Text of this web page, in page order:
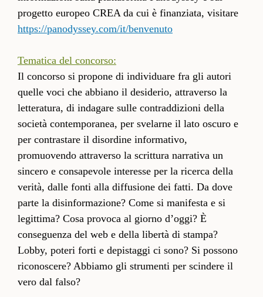
progetto europeo CREA da cui è finanziata, visitare
https://panodyssey.com/it/benvenuto
Tematica del concorso:
Il concorso si propone di individuare fra gli autori
quelle voci che abbiano il desiderio, attraverso la
letteratura, di indagare sulle contraddizioni della
società contemporanea, per svelarne il lato oscuro e
per contrastare il disordine informativo,
promuovendo attraverso la scrittura narrativa un
sincero e consapevole interesse per la ricerca della
verità, dalle fonti alla diffusione dei fatti. Da dove
parte la disinformazione? Come si manifesta e si
legittima? Cosa provoca al giorno d’oggi? È
conseguenza del web e della libertà di stampa?
Lobby, poteri forti e depistaggi ci sono? Si possono
riconoscere? Abbiamo gli strumenti per scindere il
vero dal falso?